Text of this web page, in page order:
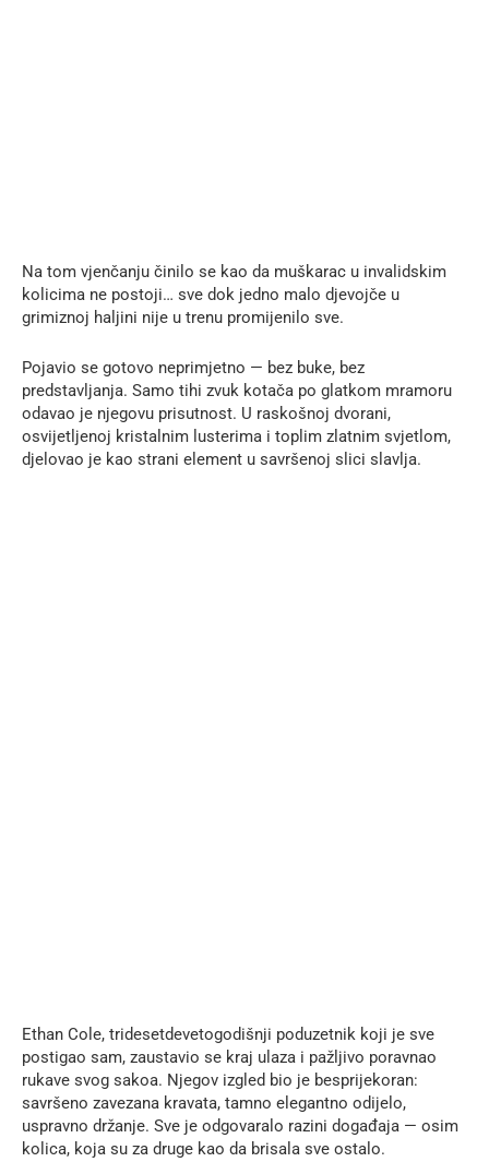
Na tom vjenčanju činilo se kao da muškarac u invalidskim
kolicima ne postoji… sve dok jedno malo djevojče u
grimiznoj haljini nije u trenu promijenilo sve.
Pojavio se gotovo neprimjetno — bez buke, bez
predstavljanja. Samo tihi zvuk kotača po glatkom mramoru
odavao je njegovu prisutnost. U raskošnoj dvorani,
osvijetljenoj kristalnim lusterima i toplim zlatnim svjetlom,
djelovao je kao strani element u savršenoj slici slavlja.
Ethan Cole, tridesetdevetogodišnji poduzetnik koji je sve
postigao sam, zaustavio se kraj ulaza i pažljivo poravnao
rukave svog sakoa. Njegov izgled bio je besprijekoran:
savršeno zavezana kravata, tamno elegantno odijelo,
uspravno držanje. Sve je odgovaralo razini događaja — osim
kolica, koja su za druge kao da brisala sve ostalo.